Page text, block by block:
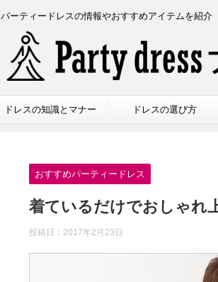
パーティードレスの情報やおすすめアイテムを紹介
ドレスの知識とマナー ドレスの選び方
おすすめパーティードレス
着ているだけでおしゃれ
投稿日： 2017年2月23日